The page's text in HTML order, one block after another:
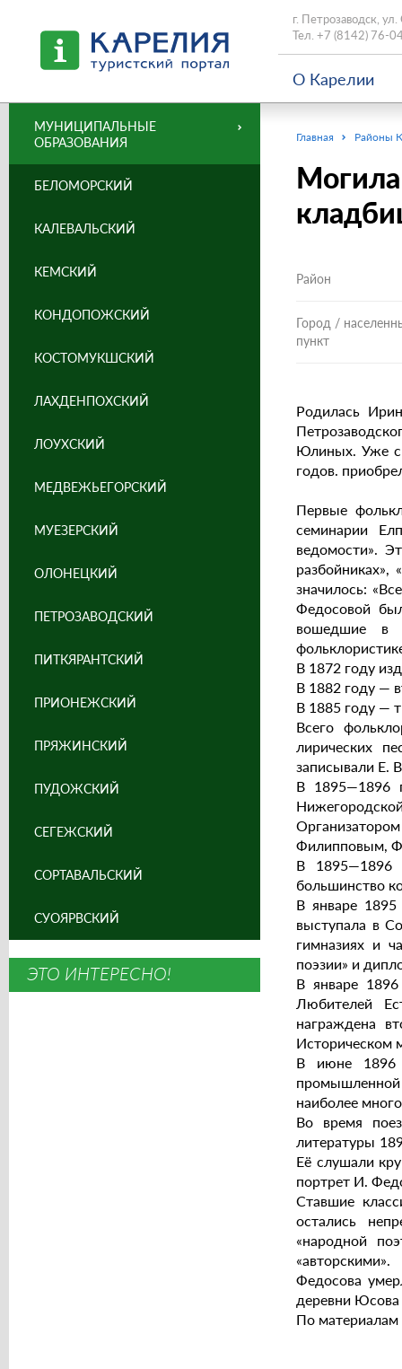
г. Петрозаводск,
Тел. +7 (8142) 76-
О Карелии
Главная Районы
Район
Город /
пункт
Родилась
Юлиных. Уже с
годов.
Первые
семинарии
ведомости».
значилось:
Федосовой
вошедшие в
В 1872 году
В 1882 году —
В 1885 году —
Всего
лирических
записывали Е.
В 1895—1896
Филипповым,
В 1895—1896
большинство
В январе 1895
выступала в
гимназиях и
поэзии» и
В январе
Любителей
награждена
Историческом
В июне 1896
наиболее
Во время
литературы
Её слушали
портрет И.
Ставшие
остались
«народной
«авторскими».
Федосова
деревни Юсова
По
МУНИЦИПАЛЬНЫЕ
ОБРАЗОВАНИЯ
БЕЛОМОРСКИЙ
КАЛЕВАЛЬСКИЙ
КЕМСКИЙ
КОНДОПОЖСКИЙ
КОСТОМУКШСКИЙ
ЛАХДЕНПОХСКИЙ
ЛОУХСКИЙ
МЕДВЕЖЬЕГОРСКИЙ
МУЕЗЕРСКИЙ
ОЛОНЕЦКИЙ
ПЕТРОЗАВОДСКИЙ
ПИТКЯРАНТСКИЙ
ПРИОНЕЖСКИЙ
ПРЯЖИНСКИЙ
ПУДОЖСКИЙ
СЕГЕЖСКИЙ
СОРТАВАЛЬСКИЙ
СУОЯРВСКИЙ
ЭТО ИНТЕРЕСНО!